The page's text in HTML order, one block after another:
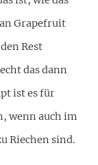
Grapefruit
Rest
das dann
ist es für
wenn auch im
Riechen sind.